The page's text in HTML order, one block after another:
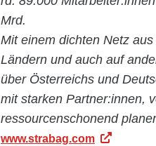
Mrd.
Mit einem dichten Netz
Ländern und auch auf
über Österreichs und
mit starken Partner:innen,
ressourcenschonend
www.strabag.com